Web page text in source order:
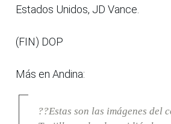
Estados Unidos, JD Vance.
(FIN) DOP
Más en Andina:
??Estas son las imágenes del